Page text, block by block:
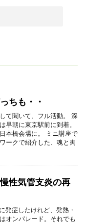
ちも・・
て聞いて、フル活動。 深
早朝に東京駅前に到着。
本橋会場に。 ミニ講座で
ークで紹介した、魂と肉
性気管支炎の再
発症したけれど、発熱・
オンパレード。それでも